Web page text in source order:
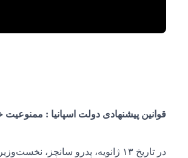
قوانین پیشنهادی دولت اسپانیا : ممنوعیت